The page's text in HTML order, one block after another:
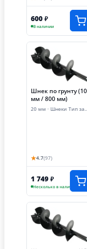
600 ₽
В наличии
Шнек по грунту
мм / 800 мм)
20 мм ·
★4.7(97)
1 749 ₽
Несколько в наличии